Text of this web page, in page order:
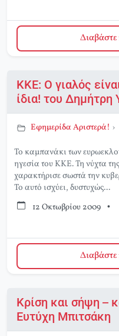
Διαβάστε
ΚΚΕ: Ο γιαλός
ίδια! του Δημήτρη
Εφημερίδα Αριστερά! ›
Το καμπανάκι των
ηγεσία του ΚΚΕ. Τη νύχτα
χαρακτήρισε σωστά την
Το αυτό ισχύει, δυστυχώς...
12 Οκτωβρίου 2009 •
Διαβάστε
Κρίση και σήψη –
Ευτύχη Μπιτσάκη